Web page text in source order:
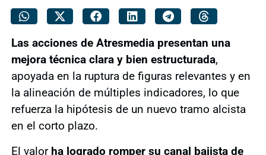
Las acciones de Atresmedia presentan una
mejora técnica clara y bien estructurada,
apoyada en la ruptura de figuras relevantes y en
la alineación de múltiples indicadores, lo que
refuerza la hipótesis de un nuevo tramo alcista
en el corto plazo.
El valor ha logrado romper su canal bajista de